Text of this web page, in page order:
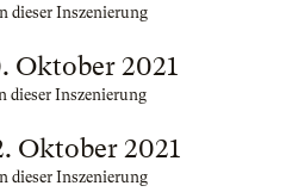
dieser Inszenierung
Oktober 2021
dieser Inszenierung
Oktober 2021
dieser Inszenierung